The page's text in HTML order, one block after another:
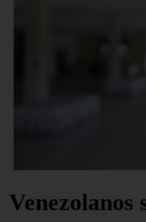
Venezolanos